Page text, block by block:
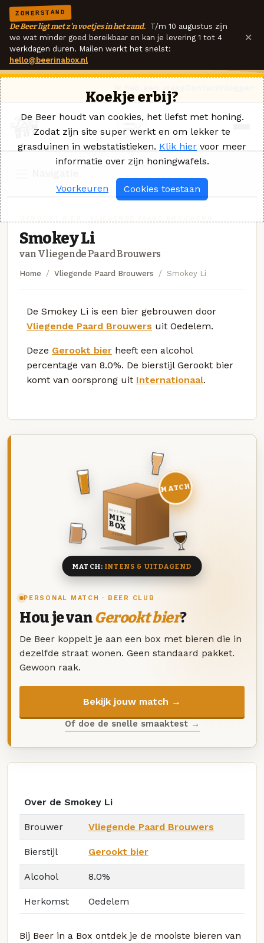
ZOMERSTAND
De Beer ligt met z'n voetjes in het zand. T/m 10 augustus zijn
we wat minder goed bereikbaar en kan je levering 1 tot 4
werkdagen duren. Mailen werkt het snelst:
hello@beerinabox.nl
×
Smokey Li
van Vliegende Paard Brouwers
Home Vliegende Paard Brouwers Smokey Li
De Smokey Li is een bier gebrouwen door
Vliegende Paard Brouwers uit Oedelem.
Deze Gerookt bier heeft een alcohol
percentage van 8.0%. De bierstijl Gerookt bier
komt van oorsprong uit Internationaal.
PERSONAL MATCH · BEER CLUB
Hou je vanGerookt bier?
De Beer koppelt je aan een box met bieren die in
dezelfde straat wonen. Geen standaard pakket.
Gewoon raak.
Bekijk jouw match →
Of doe de snelle smaaktest →
DEZE MAAND
MIX
BOX
8 BIEREN
MATCH
MATCH:INTENS & UITDAGEND
Over de Smokey Li
Brouwer Vliegende Paard Brouwers
Bierstijl Gerookt bier
Alcohol 8.0%
Herkomst Oedelem
Bij Beer in a Box ontdek je de mooiste bieren van
Koekje erbij?
De Beer houdt van cookies, het liefst met honing.
Zodat zijn site super werkt en om lekker te
grasduinen in webstatistieken. Klik hier voor meer
informatie over zijn honingwafels.
Voorkeuren Cookies toestaan